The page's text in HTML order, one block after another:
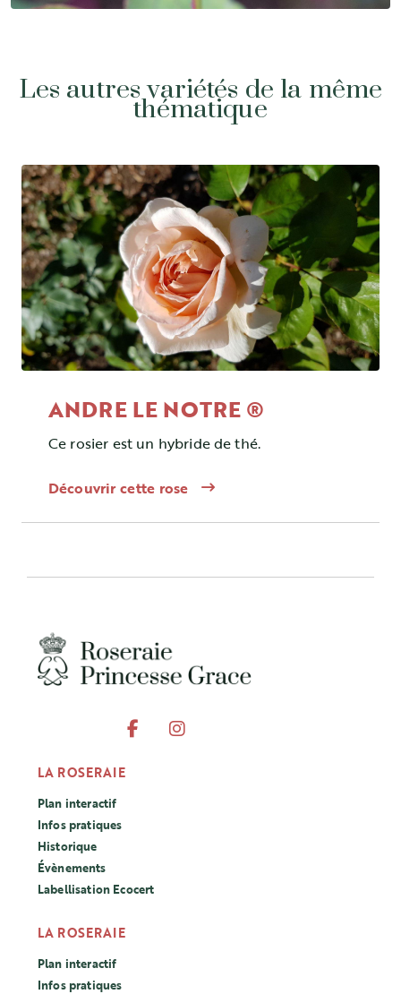
Les autres variétés de la même
thématique
ANDRE LE NOTRE ®
Ce rosier est un hybride de thé.
Découvrir cette rose
LA ROSERAIE
Plan interactif
Infos pratiques
Historique
Évènements
Labellisation Ecocert
LA ROSERAIE
Plan interactif
Infos pratiques